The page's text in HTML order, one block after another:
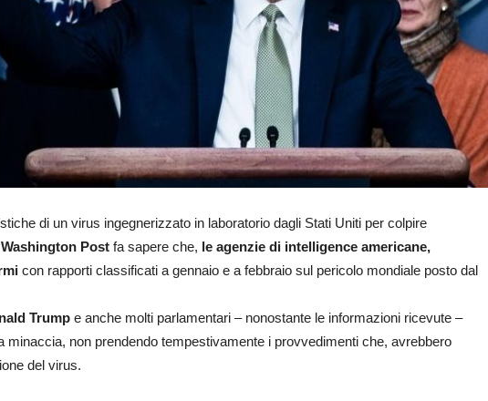
di un virus ingegnerizzato in laboratorio dagli Stati Uniti per colpire
Washington Post fa sapere che, le agenzie di intelligence americane,
con rapporti classificati a gennaio e a febbraio sul pericolo mondiale posto dal
Trump e anche molti parlamentari – nonostante le informazioni ricevute –
minaccia, non prendendo tempestivamente i provvedimenti che, avrebbero
del virus.